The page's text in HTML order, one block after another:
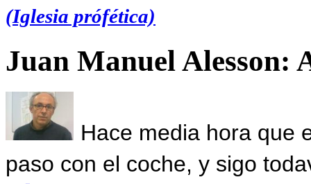
(Iglesia prófética)
Juan Manuel Alesson:
Hace media hora que
paso con el coche, y sigo